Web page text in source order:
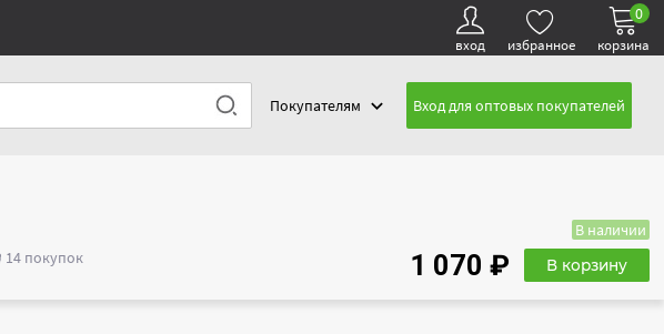
вход избранное корзина
0
Покупателям Вход для оптовых покупателей
14 покупок
В наличии
1 070 ₽ В корзину